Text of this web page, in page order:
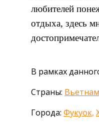
любителей
отдыха, здесь
В рамках
Страны: Вьетнам
Города: Фукуок,